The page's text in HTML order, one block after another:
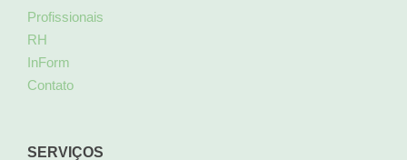
Profissionais
RH
InForm
Contato
SERVIÇOS